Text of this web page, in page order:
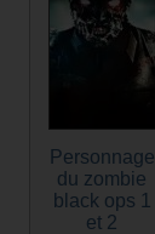
Personnage
du zombie
black ops 1
et 2